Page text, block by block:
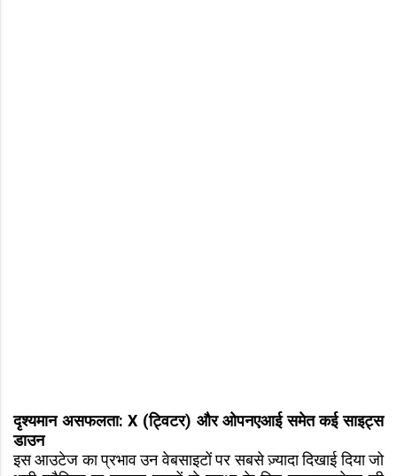
दृश्यमान असफलता: X (ट्विटर) और ओपनएआई समेत कई साइट्स
डाउन
इस आउटेज का प्रभाव उन वेबसाइटों पर सबसे ज़्यादा दिखाई दिया जो